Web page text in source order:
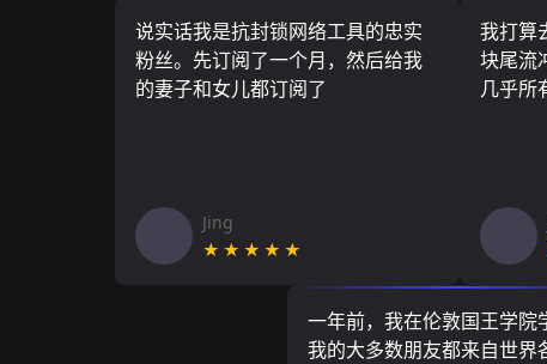
说实话我是抗封锁网络工具的忠实
粉丝。先订阅了一个月，然后给我
的妻子和女儿都订阅了
Jing
★★★★★
我打算
块尾流
几乎所
一年前，我在伦敦国王学院
我的大多数朋友都来自世界